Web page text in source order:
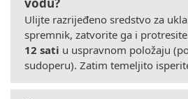
Ulijte razrijeđeno sredstvo za
spremnik, zatvorite ga i
12 sati u uspravnom položaju
sudoperu). Zatim temeljito